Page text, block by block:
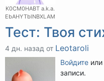
K0CM0HABT a.k.a.
EbAHYTblNBXLAM
Тест: Твоя
4 дн. назад от Leotaroli
Войдите или
записи.